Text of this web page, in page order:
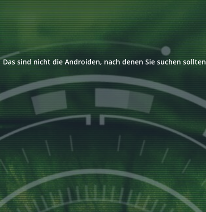
Das sind nicht die Androiden, nach denen Sie suchen sollten